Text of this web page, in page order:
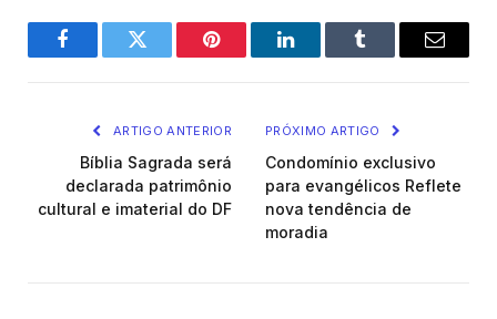
FacebookTwitter Pinterest LinkedInTumblr Email
ARTIGO ANTERIOR
Bíblia Sagrada será
declarada patrimônio
cultural e imaterial do DF
PRÓXIMO ARTIGO
Condomínio exclusivo
para evangélicos Reflete
nova tendência de
moradia